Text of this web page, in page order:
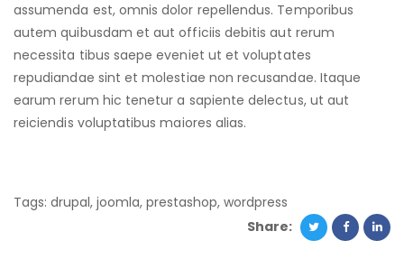
assumenda est, omnis dolor repellendus. Temporibus
autem quibusdam et aut officiis debitis aut rerum
necessita tibus saepe eveniet ut et voluptates
repudiandae sint et molestiae non recusandae. Itaque
earum rerum hic tenetur a sapiente delectus, ut aut
reiciendis voluptatibus maiores alias.
Tags: drupal, joomla, prestashop, wordpress
Share: